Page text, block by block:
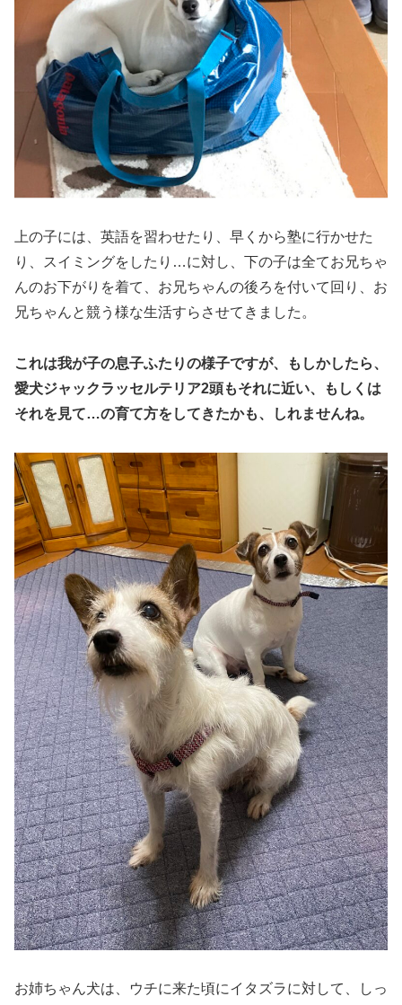
上の子には、英語を習わせたり、早くから塾に行かせた
り、スイミングをしたり…に対し、下の子は全てお兄ちゃ
んのお下がりを着て、お兄ちゃんの後ろを付いて回り、お
兄ちゃんと競う様な生活すらさせてきました。
これは我が子の息子ふたりの様子ですが、もしかしたら、
愛犬ジャックラッセルテリア2頭もそれに近い、もしくは
それを見て…の育て方をしてきたかも、しれませんね。
お姉ちゃん犬は、ウチに来た頃にイタズラに対して、しっ